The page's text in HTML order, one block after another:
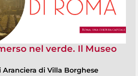
nel verde. Il Museo
Aranciera di Villa Borghese